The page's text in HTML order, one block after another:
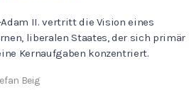
II. vertritt die Vision eines
liberalen Staates, der sich primär
Kernaufgaben konzentriert.
Beig